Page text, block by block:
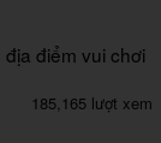
điểm vui chơi
185,165 lượt xem